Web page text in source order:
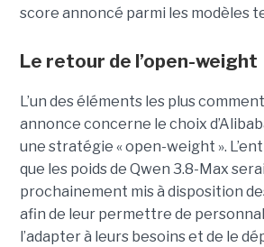
score annoncé parmi les modèles
Le retour de l’open-weight
L’un des éléments les plus
annonce concerne le choix
une stratégie « open-weight ».
que les poids de Qwen 3.8-Max
prochainement mis à disposition
afin de leur permettre de
l’adapter à leurs besoins et de le